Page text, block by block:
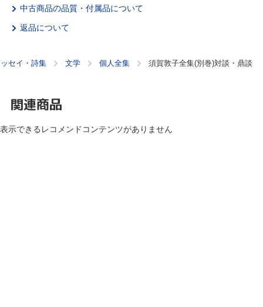
中古商品の品質・付属品について
返品について
セイ・詩集 文学 個人全集 須賀敦子全集(別巻)対談・鼎談
関連商品
表示できるレコメンドコンテンツがありません